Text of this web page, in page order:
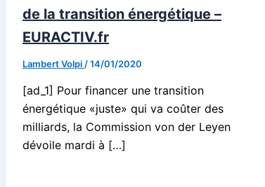
de la transition énergétique –
EURACTIV.fr
Lambert Volpi /14/01/2020
[ad_1] Pour financer une transition
énergétique «juste» qui va coûter des
milliards, la Commission von der Leyen
dévoile mardi à […]